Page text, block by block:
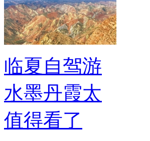
临夏自驾游
水墨丹霞太
值得看了